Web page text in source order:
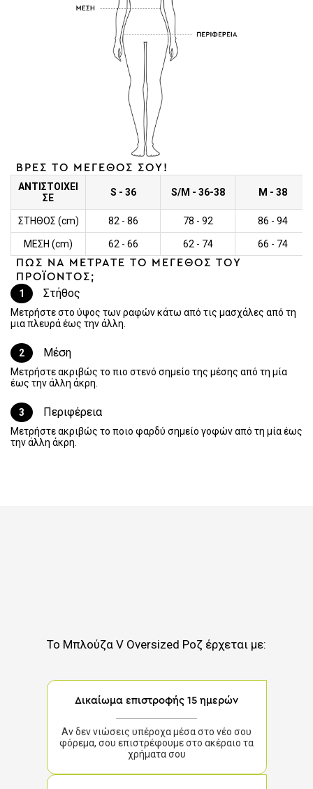
ΒΡΕΣ ΤΟ ΜΕΓΕΘΟΣ ΣΟΥ!
ΑΝΤΙΣΤΟΙΧΕΙ
ΣΕ
S - 36 S/M - 36-38 M - 38
ΣΤΗΘΟΣ (cm) 82 - 86 78 - 92 86 - 94
ΜΕΣΗ (cm) 62 - 66 62 - 74
66 - 74
ΠΩΣ ΝΑ ΜΕΤΡΑΤΕ ΤΟ ΜΕΓΕΘΟΣ ΤΟΥ
ΠΡΟΪΟΝΤΟΣ;
1
Στήθος
Μετρήστε στο ύψος των ραφών κάτω από τις μασχάλες από τη
μια πλευρά έως την άλλη.
2 Μέση
Μετρήστε ακριβώς το πιο στενό σημείο της μέσης από τη μία
έως την άλλη άκρη.
3 Περιφέρεια
Μετρήστε ακριβώς το ποιο φαρδύ σημείο γοφών από τη μία έως
την άλλη άκρη.
Το Μπλούζα V Oversized Ροζ έρχεται με:
Δικαίωμα επιστροφής 15 ημερών
Αν δεν νιώσεις υπέροχα μέσα στο νέο σου
φόρεμα, σου επιστρέφουμε στο ακέραιο τα
χρήματα σου